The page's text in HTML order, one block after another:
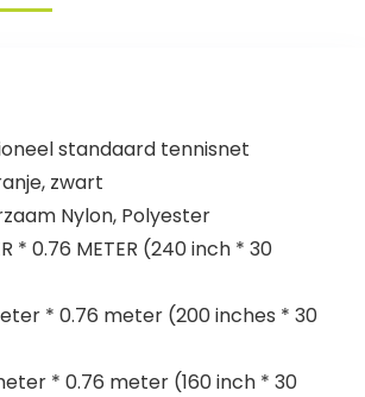
standaard tennisnet
zwart
Nylon, Polyester
* 0.76 METER (240 inch * 30
* 0.76 meter (200 inches * 30
* 0.76 meter (160 inch * 30